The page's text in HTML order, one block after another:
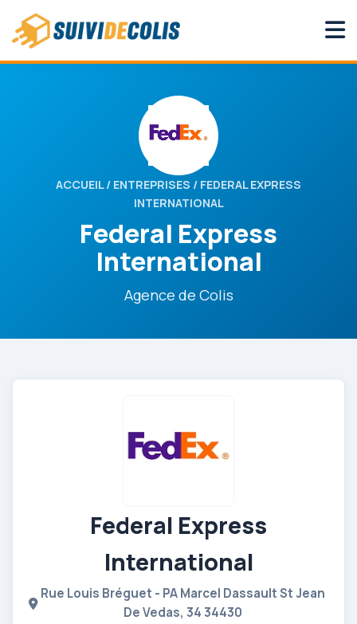
ACCUEIL/ ENTREPRISES / FEDERAL EXPRESS
INTERNATIONAL
Federal Express
International
Agence de Colis
Federal Express
International
Rue Louis Bréguet - PA Marcel Dassault St Jean
De Vedas, 34 34430